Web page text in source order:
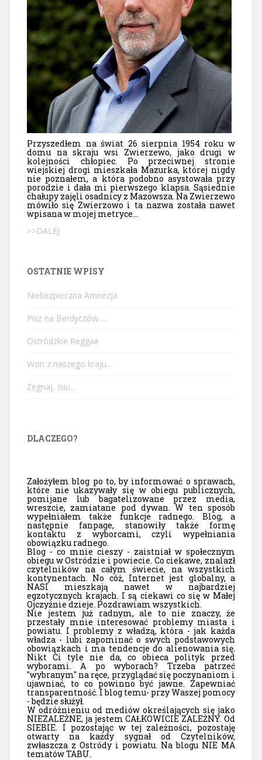
Przyszedłem na świat 26 sierpnia 1954 roku w
domu na skraju wsi Zwierzewo, jako drugi w
kolejności chłopiec. Po przeciwnej stronie
wiejskiej drogi mieszkała Mazurka, której nigdy
nie poznałem, a która podobno asystowała przy
porodzie i dała mi pierwszego klapsa. Sąsiednie
chałupy zajęli osadnicy z Mazowsza. Na Zwierzewo
mówiło się Zwierzowo i ta nazwa została nawet
wpisana w mojej metryce...
>>DALEJ
OSTATNIE WPISY
Niebezpieczna Amnezja
Pisz na Berdyczów…..
Ostródzkie Reggae
Won z naszego kraju…
Żegnaj, Isiu…
DLACZEGO?
Założyłem blog po to, by informować o sprawach,
które nie ukazywały się w obiegu publicznych,
pomijane lub bagatelizowane przez media,
wreszcie, zamiatane pod dywan. W ten sposób
wypełniałem także funkcje radnego. Blog, a
następnie fanpage, stanowiły także formę
kontaktu z wyborcami, czyli wypełniania
obowiązku radnego.
Blog - co mnie cieszy - zaistniał w społecznym
obiegu w Ostródzie i powiecie. Co ciekawe, znalazł
czytelników na całym świecie, na wszystkich
kontynentach. No cóż, Internet jest globalny, a
NASI mieszkają nawet w najbardziej
egzotycznych krajach. I są ciekawi co się w Małej
Ojczyźnie dzieje. Pozdrawiam wszystkich.
Nie jestem już radnym, ale to nie znaczy, że
przestały mnie interesować problemy miasta i
powiatu. I problemy z władzą, która - jak każda
władza - lubi zapominać o swych podstawowych
obowiązkach i ma tendencje do alienowania się.
Nikt Ci tyle nie da, co obieca polityk przed
wyborami. A po wyborach? Trzeba patrzeć
"wybranym" na ręce, przyglądać się poczynaniom i
ujawniać, to co powinno być jawne. Zapewniać
transparentność. I blog temu- przy Waszej pomocy
- będzie służył.
W odróżnieniu od mediów określających się jako
NIEZALEŻNE, ja jestem CAŁKOWICIE ZALEŻNY. Od
SIEBIE. I pozostając w tej zależności, pozostaję
otwarty na każdy sygnał od Czytelników,
zwłaszcza z Ostródy i powiatu. Na blogu NIE MA
tematów TABU.